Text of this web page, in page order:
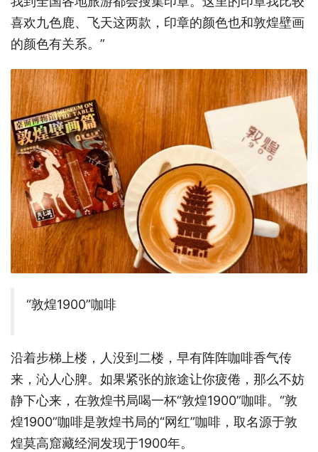
喜欢九色鹿、飞天这两款，印章的颜色也和敦煌壁画
的颜色有关系。”
“敦煌1900”咖啡
沿着步梯上楼，人没到二楼，早有阵阵咖啡香气传
来，沁人心脾。如果紧张的旅途让你疲倦，那么不妨
静下心来，在敦煌书局喝一杯“敦煌1900”咖啡。“敦
煌1900”咖啡是敦煌书局的“网红”咖啡，取名源于敦
煌莫高窟藏经洞发现于1900年。